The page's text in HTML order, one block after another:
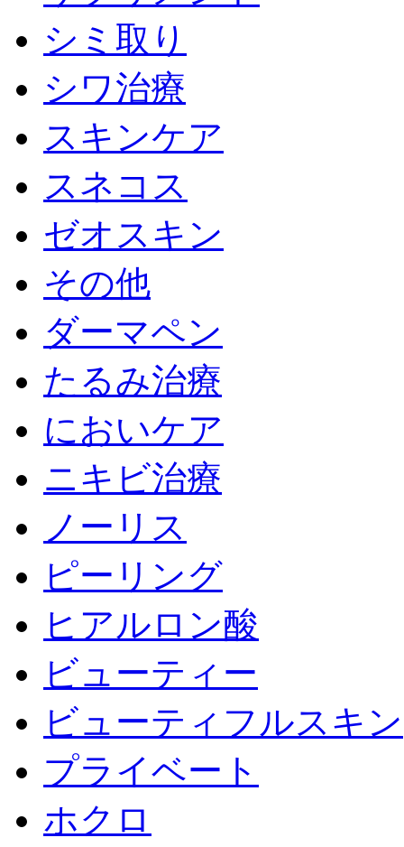
シミ取り
シワ治療
スキンケア
スネコス
ゼオスキン
その他
ダーマペン
たるみ治療
においケア
ニキビ治療
ノーリス
ピーリング
ヒアルロン酸
ビューティー
ビューティフルスキン
プライベート
ホクロ